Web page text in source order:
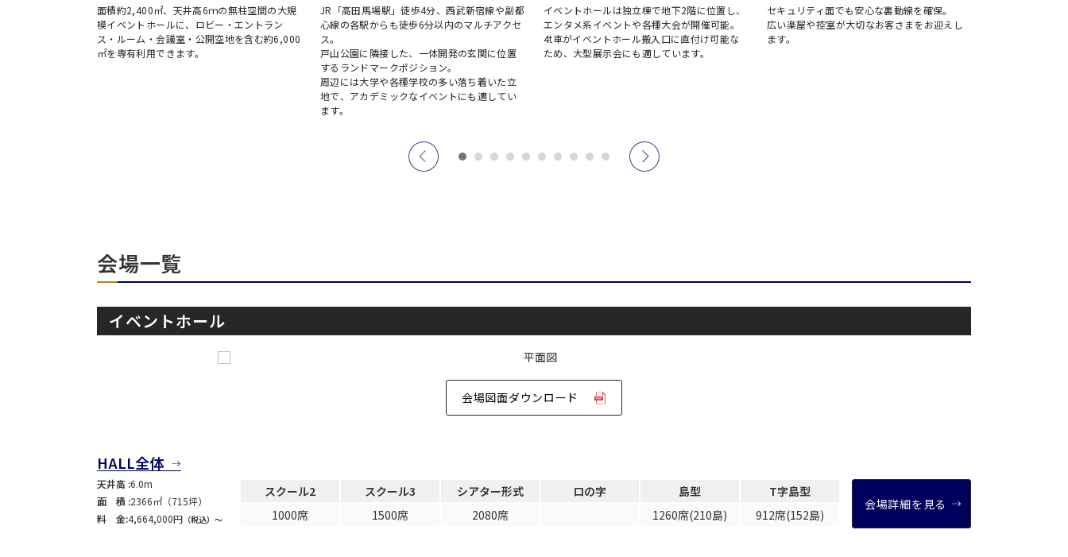
面積約2,400㎡、天井高6ｍの無柱空間の大規
模イベントホールに、ロビー・エントラン
ス・ルーム・会議室・公開空地を含む約6,000
㎡を専有利用できます。
JR「高田馬場駅」徒歩4分、西武新宿線や副都
心線の各駅からも徒歩6分以内のマルチアクセ
ス。
戸山公園に隣接した、一体開発の玄関に位置
するランドマークポジション。
周辺には大学や各種学校の多い落ち着いた立
地で、アカデミックなイベントにも適してい
ます。
イベントホールは独立棟で地下2階に位置し、
エンタメ系イベントや各種大会が開催可能。
4t車がイベントホール搬入口に直付け可能な
ため、大型展示会にも適しています。
セキュリティ面でも安心な裏動線を確保。
広い楽屋や控室が大切なお客さまをお迎えし
ます。
会場一覧
イベントホール
会場図面ダウンロード
HALL全体
天井高 :6.0m
面 積 :2366㎡（715坪）
料 金:4,664,000円 （税込）〜
スクール2
1000席
スクール3
1500席
シアター形式
2080席
ロの字
島型
1260席(210島)
T字島型
912席(152島)
会場詳細を見る
ベルサール六本木グランドコンファレンスセンター
ベルサール六本木
ベルサール芝公園
ベルサール御成門タワー
ベルサール汐留
ベルサール東京汐留コンファレンスセンター
ベルサール三田ガーデン
東京ガーデンシアター
ベルサール羽田空港
日付／開始・終了時間から選ぶ
会議室